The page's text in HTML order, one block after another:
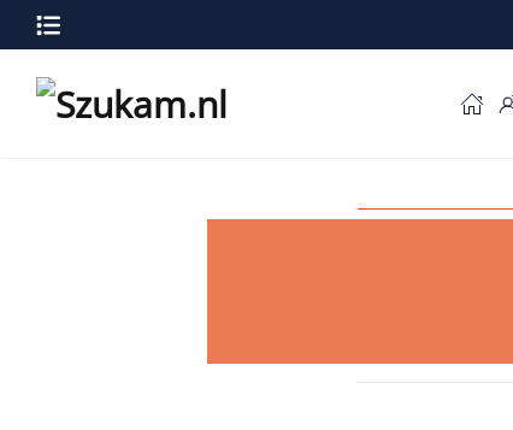
Przejdź do głównej treści